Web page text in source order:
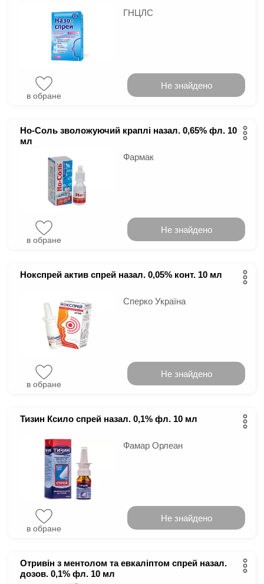
ГНЦЛС
в обране
Не знайдено
Но-Соль зволожуючий краплі назал. 0,65% фл. 10
мл
Фармак
в обране
Не знайдено
Нокспрей актив спрей назал. 0,05% конт. 10 мл
Сперко Україна
в обране
Не знайдено
Тизин Ксило спрей назал. 0,1% фл. 10 мл
Фамар Орлеан
в обране
Не знайдено
Отривін з ментолом та евкаліптом спрей назал.
дозов. 0,1% фл. 10 мл